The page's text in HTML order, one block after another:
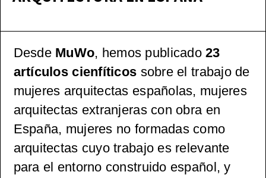
en la
Cultura
Arquite
ctónica
(pos)mo
derna
Desde MuWo, hemos publicado23
artículos cienfíticos sobre el trabajo de
mujeres arquitectas españolas, mujeres
arquitectas extranjeras con obra en
España, mujeres no formadas como
arquitectas cuyo trabajo es relevante
para el entorno construido español, y